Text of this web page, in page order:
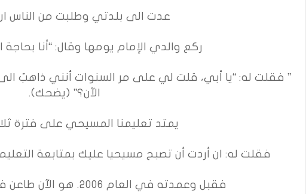
عدت الى بلدتي وطلبت من الناس
ركع والدي الإمام يومها وقال: “أنا
” فقلت له: “يا أبي، قلت لي على مر السنوات أنني ذاهبٌ
الآن؟” (يضحك).
يمتد تعليمنا المسيحي على فترة
فقلت له: ان أردت أن تصبح مسيحيا عليك بمتابعة
فقبل وعمدته في العام 2006. هو الآن طاعن في السن ومريض جداً.